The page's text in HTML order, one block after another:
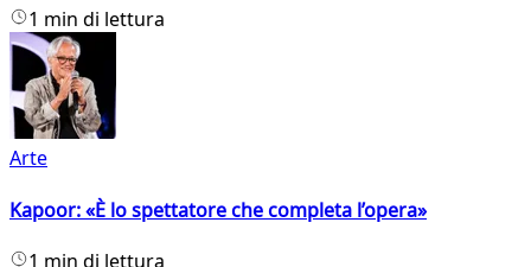
1 min di lettura
Arte
Kapoor: «È lo spettatore che completa l’opera»
1 min di lettura